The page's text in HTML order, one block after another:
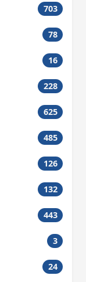
703
78
16
228
625
485
126
132
443
3
24